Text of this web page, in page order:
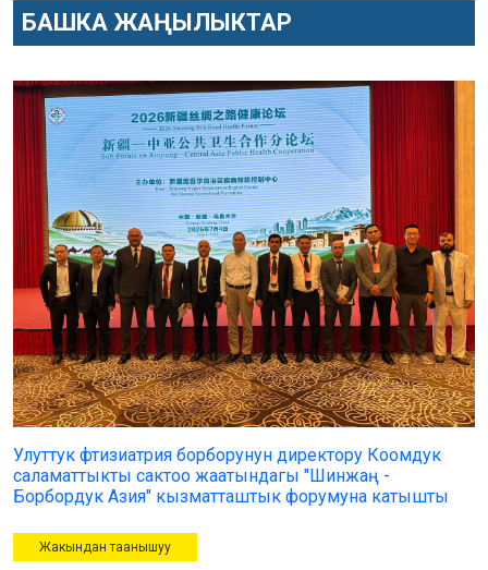
БАШКА ЖАҢЫЛЫКТАР
Улуттук фтизиатрия борборунун директору Коомдук
саламаттыкты сактоо жаатындагы "Шинжаң -
Борбордук Азия" кызматташтык форумуна катышты
Жакындан таанышуу